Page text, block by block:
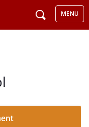
MENU